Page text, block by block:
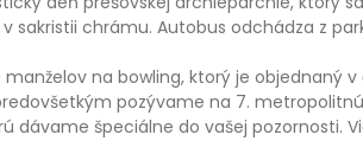
sakristii chrámu. Autobus odchádza z
na bowling, ktorý je objednaný
pozývame na 7.
dávame špeciálne do vašej pozornosti.